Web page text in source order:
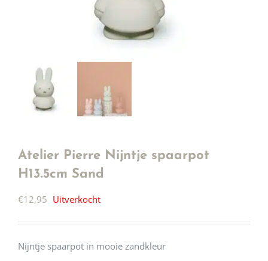
Atelier Pierre Nijntje spaarpot
H13.5cm Sand
€12,95 Uitverkocht
Nijntje spaarpot in mooie zandkleur